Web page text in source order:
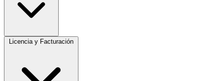
Licencia y Facturación